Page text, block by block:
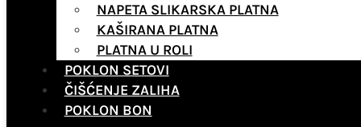
NAPETA SLIKARSKA PLATNA
KAŠIRANA PLATNA
PLATNA U ROLI
POKLON SETOVI
ČIŠĆENJE ZALIHA
POKLON BON